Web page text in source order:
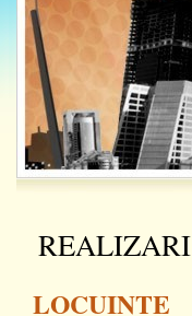
REALIZARI
LOCUINTE